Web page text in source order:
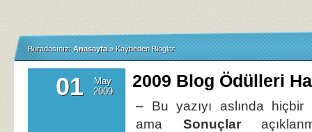
Buradasınız: Anasayfa » Kaybeden Bloglar
01
May
2009
2009 Blog Ödülleri
– Bu yazıyı aslında hiçbir
ama Sonuçlar